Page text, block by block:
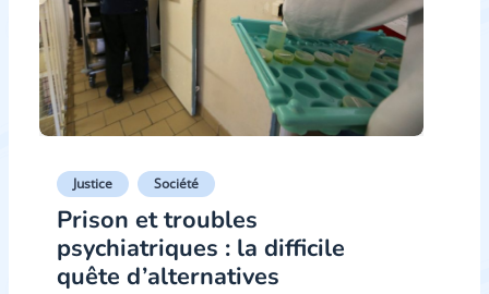
Justice Société
Prison et troubles
psychiatriques : la difficile
quête d’alternatives